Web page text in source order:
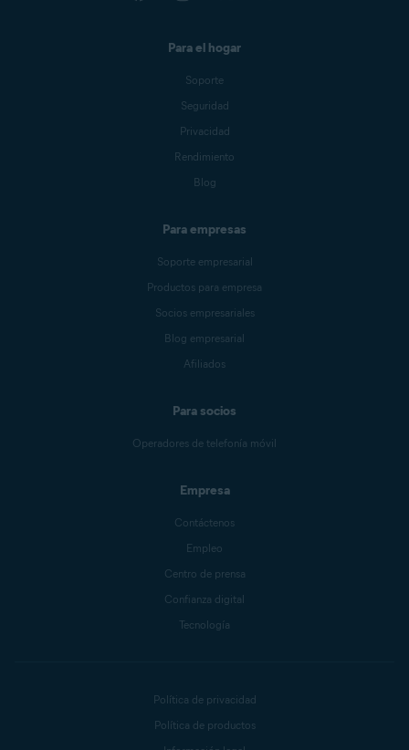
Para el hogar
Soporte
Seguridad
Privacidad
Rendimiento
Blog
Para empresas
Soporte empresarial
Productos para empresa
Socios empresariales
Blog empresarial
Afiliados
Para socios
Operadores de telefonía móvil
Empresa
Contáctenos
Empleo
Centro de prensa
Confianza digital
Tecnología
Política de privacidad
Política de productos